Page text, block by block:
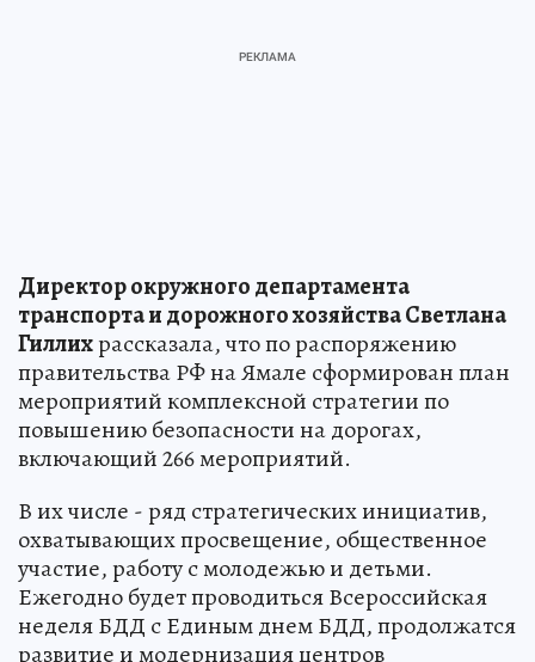
Директор окружного департамента
транспорта и дорожного хозяйства Светлана
Гиллихрассказала, что по распоряжению
правительства РФ на Ямале сформирован план
мероприятий комплексной стратегии по
повышению безопасности на дорогах,
включающий 266 мероприятий.
В их числе - ряд стратегических инициатив,
охватывающих просвещение, общественное
участие, работу с молодежью и детьми.
Ежегодно будет проводиться Всероссийская
неделя БДД с Единым днем БДД, продолжатся
развитие и модернизация центров